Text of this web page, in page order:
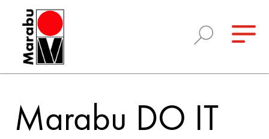
Marabu DO IT